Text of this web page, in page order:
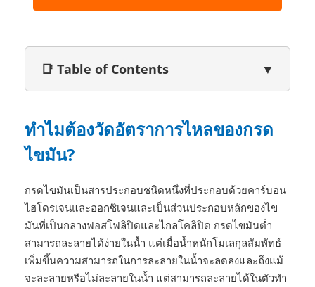
📑 Table of Contents ▼
ทำไมต้องวัดอัตราการไหลของกรด
ไขมัน?
กรดไขมันเป็นสารประกอบชนิดหนึ่งที่ประกอบด้วยคาร์บอน
ไฮโดรเจนและออกซิเจนและเป็นส่วนประกอบหลักของไข
มันที่เป็นกลางฟอสโฟลิปิดและไกลโคลิปิด กรดไขมันต่ำ
สามารถละลายได้ง่ายในน้ำ แต่เมื่อน้ำหนักโมเลกุลสัมพัทธ์
เพิ่มขึ้นความสามารถในการละลายในน้ำจะลดลงและถึงแม้
จะละลายหรือไม่ละลายในน้ำ แต่สามารถละลายได้ในตัวทำ